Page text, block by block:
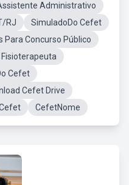
Administrativo
RJ
SimuladoDo Cefet
Para Concurso Público
Cefet
Cefet Drive
CefetNome